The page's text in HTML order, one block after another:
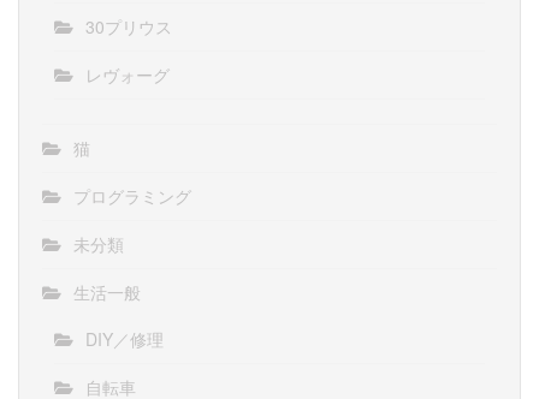
30プリウス
レヴォーグ
猫
プログラミング
未分類
生活一般
DIY／修理
自転車